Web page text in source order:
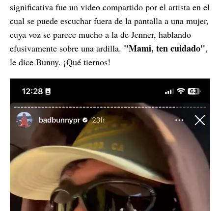
significativa fue un video compartido por el artista en el
cual se puede escuchar fuera de la pantalla a una mujer,
cuya voz se parece mucho a la de Jenner, hablando
efusivamente sobre una ardilla. "Mami, ten cuidado",
le dice Bunny. ¡Qué tiernos!